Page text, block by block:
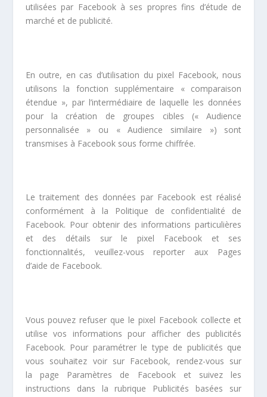
utilisées par Facebook à ses propres fins d’étude de
marché et de publicité.
En outre, en cas d’utilisation du pixel Facebook, nous
utilisons la fonction supplémentaire « comparaison
étendue », par l’intermédiaire de laquelle les données
pour la création de groupes cibles (« Audience
personnalisée » ou « Audience similaire ») sont
transmises à Facebook sous forme chiffrée.
Le traitement des données par Facebook est réalisé
conformément à la
Politique de confidentialité de
Facebook. Pour obtenir des informations particulières
et des détails sur le pixel Facebook et ses
fonctionnalités, veuillez-vous reporter aux Pages
d’aide de Facebook.
Vous pouvez refuser que le pixel Facebook collecte et
utilise vos informations pour afficher des publicités
Facebook. Pour paramétrer le type de publicités que
vous souhaitez voir sur Facebook, rendez-vous sur
la page Paramètres de Facebook et suivez les
instructions dans la rubrique Publicités basées sur